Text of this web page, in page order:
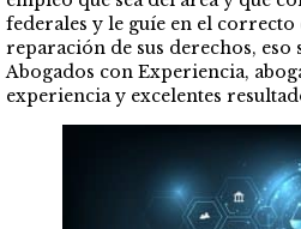
federales y le guíe en el
reparación de sus derechos, eso
Abogados con Experiencia,
experiencia y excelentes